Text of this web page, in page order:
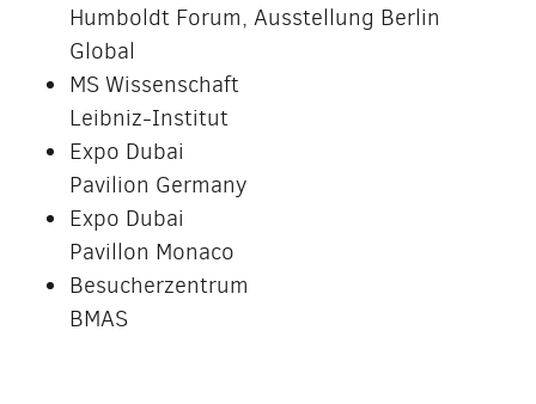
Humboldt Forum, Ausstellung Berlin
Global
MS Wissenschaft
Leibniz-Institut
Expo Dubai
Pavilion Germany
Expo Dubai
Pavillon Monaco
Besucherzentrum
BMAS